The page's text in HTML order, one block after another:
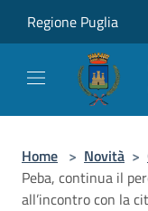
Regione Puglia
Home > Novità >
Peba, continua il
all’incontro con la